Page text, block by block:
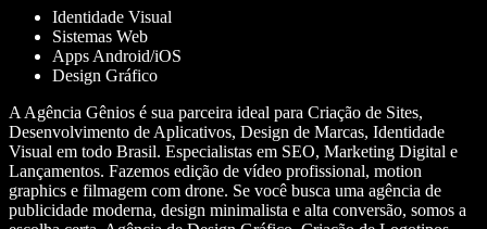
Identidade Visual
Sistemas Web
Apps Android/iOS
Design Gráfico
A Agência Gênios é sua parceira ideal para Criação de Sites,
Desenvolvimento de Aplicativos, Design de Marcas, Identidade
Visual em todo Brasil. Especialistas em SEO, Marketing Digital e
Lançamentos. Fazemos edição de vídeo profissional, motion
graphics e filmagem com drone. Se você busca uma agência de
publicidade moderna, design minimalista e alta conversão, somos a